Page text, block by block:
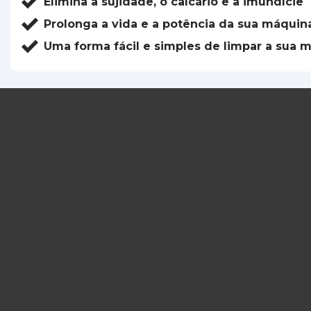
Prolonga a vida e a potência da sua
Uma forma fácil e simples de limpar a sua